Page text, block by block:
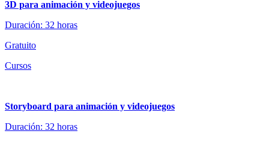
3D para animación y videojuegos
Duración: 32 horas
Gratuito
Cursos
Storyboard para animación y videojuegos
Duración: 32 horas